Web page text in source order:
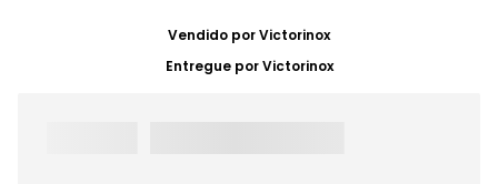
Vendido porVictorinox
Entregue porVictorinox